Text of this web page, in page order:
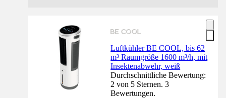
Luftkühler BE COOL, bis 62
m³ Raumgröße 1600 m³/h, mit
Insektenabwehr, weiß
Durchschnittliche Bewertung:
2 von 5 Sternen. 3
Bewertungen.